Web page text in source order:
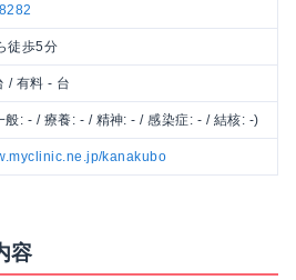
徒歩5分
/ 有料 - 台
般: - / 療養: - / 精神: - / 感染症: - / 結核: -)
kanakubo
容